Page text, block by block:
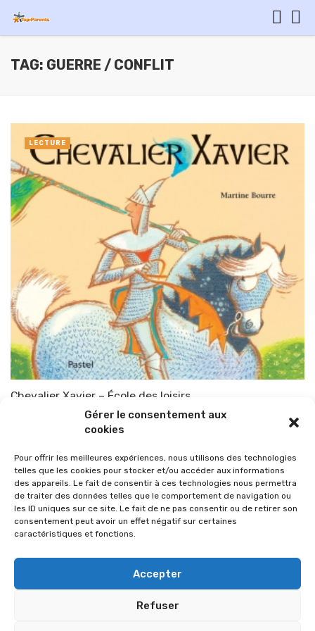
Gérer le consentement aux
cookies
Pour offrir les meilleures expériences, nous utilisons des technologies
telles que les cookies pour stocker et/ou accéder aux informations
des appareils. Le fait de consentir à ces technologies nous permettra
de traiter des données telles que le comportement de navigation ou
les ID uniques sur ce site. Le fait de ne pas consentir ou de retirer son
consentement peut avoir un effet négatif sur certaines
caractéristiques et fonctions.
Accepter
Refuser
TAG: GUERRE / CONFLIT
Chevalier Xavier – École des loisirs
TOP-PARENTS 15 novembre 2010
LECTURE